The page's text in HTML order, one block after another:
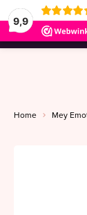
9,9
menu
Home